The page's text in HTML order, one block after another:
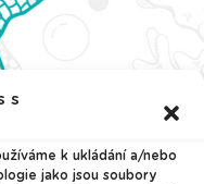
s
k ukládání a/nebo
jako jsou soubory